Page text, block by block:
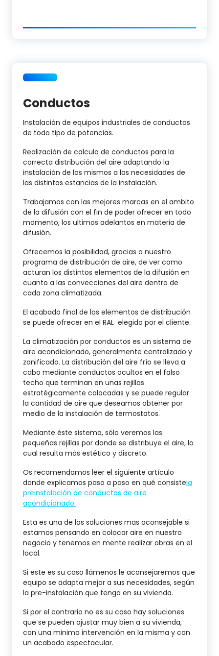
Conductos
Instalación de equipos industriales de conductos
de todo tipo de potencias.
Realización de calculo de conductos para la
correcta distribución del aire adaptando la
instalación de los mismos a las necesidades de
las distintas estancias de la instalación.
Trabajamos con las mejores marcas en el ambito
de la difusión con el fin de poder ofrecer en todo
momento, los ultimos adelantos en materia de
difusión.
Ofrecemos la posibilidad, gracias a nuestro
programa de distribución de aire, de ver como
acturan los distintos elementos de la difusión en
cuanto a las convecciones del aire dentro de
cada zona climatizada.
El acabado final de los elementos de distribución
se puede ofrecer en el RAL elegido por el cliente.
La climatización por conductos es un sistema de
aire acondicionado, generalmente centralizado y
zonificado. La distribución del aire frío se lleva a
cabo mediante conductos ocultos en el falso
techo que terminan en unas rejillas
estratégicamente colocadas y se puede regular
la cantidad de aire que deseamos obtener por
medio de la instalación de termostatos.
Mediante éste sistema, sólo veremos las
pequeñas rejillas por donde se distribuye el aire, lo
cual resulta más estético y discreto.
Os recomendamos leer el siguiente artículo
donde explicamos paso a paso en qué consistela
preinstalación de conductos de aire
acondicionado.
Esta es una de las soluciones mas aconsejable si
estamos pensando en colocar aire en nuestro
negocio y tenemos en mente realizar obras en el
local.
Si este es su caso llámenos le aconsejaremos que
equipo se adapta mejor a sus necesidades, según
la pre-instalación que tenga en su vivienda.
Si por el contrario no es su caso hay soluciones
que se pueden ajustar muy bien a su vivienda,
con una minima intervención en la misma y con
un acabado espectacular.